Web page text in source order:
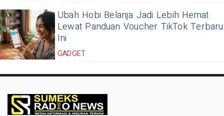
Ubah Hobi Belanja Jadi Lebih Hemat
Lewat Panduan Voucher TikTok Terbaru
Ini
GADGET